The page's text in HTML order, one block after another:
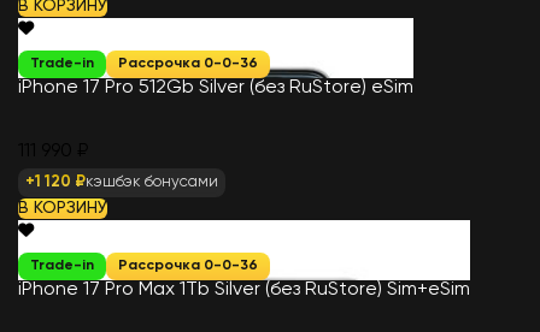
В КОРЗИНУ
Trade-in Рассрочка 0-0-36
iPhone 17 Pro 512Gb Silver (без RuStore) eSim
+1 120 ₽кэшбэк бонусами
В КОРЗИНУ
Trade-in Рассрочка 0-0-36
iPhone 17 Pro Max 1Tb Silver (без RuStore) Sim+eSim